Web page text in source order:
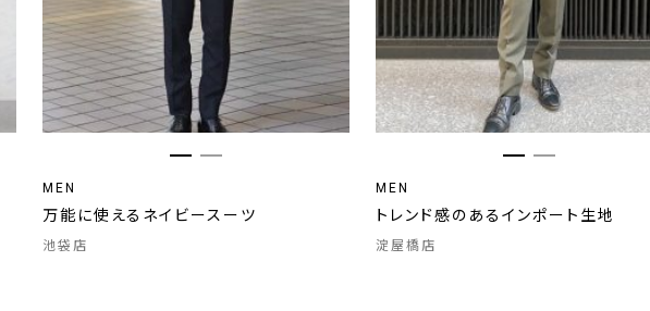
MEN
万能に使えるネイビースーツ
池袋店
MEN
トレンド感のあるインポート生地
淀屋橋店